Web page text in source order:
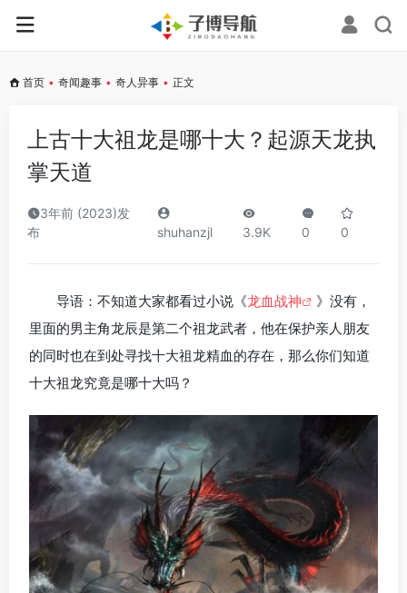
首页 • 奇闻趣事 • 奇人异事 • 正文
上古十大祖龙是哪十大？起源天龙执
掌天道
3年前 (2023)发
布
shuhanzjl 3.9K 0 0
导语：不知道大家都看过小说《龙血战神
》没有，
里面的男主角龙辰是第二个祖龙武者，他在保护亲人朋友
的同时也在到处寻找十大祖龙精血的存在，那么你们知道
十大祖龙究竟是哪十大吗？